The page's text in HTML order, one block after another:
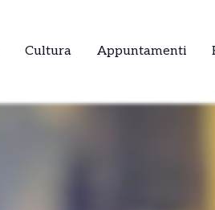
Cultura Appuntamenti